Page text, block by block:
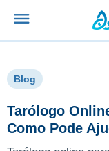
Blog
Tarólogo
Como Pode